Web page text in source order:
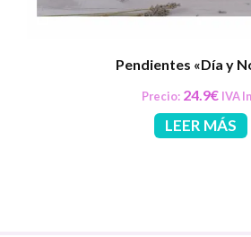
Pendientes «Día y
Precio: 24.9€ IVA
LEER MÁS